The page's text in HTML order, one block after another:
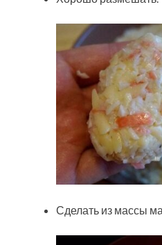
Сделать из массы